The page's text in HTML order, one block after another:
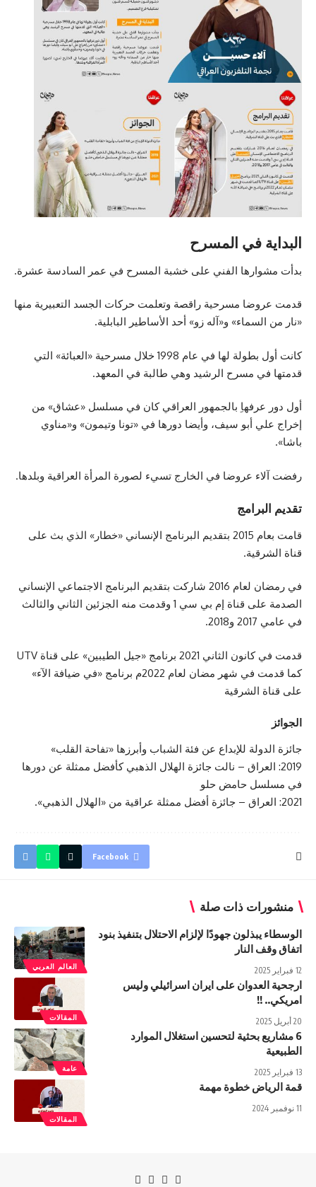
البداية في المسرح
بدأت مشوارها الفني على خشبة المسرح في عمر السادسة عشرة.
قدمت عروضا مسرحية راقصة وتعلمت حركات الجسد التعبيرية منها
«نار من السماء» و«آله زو» أحد الأساطير البابلية.
كانت أول بطولة لها في عام 1998 خلال مسرحية «العبائة» التي
قدمتها في مسرح الرشيد وهي طالبة في المعهد.
أول دور عرفهاِ بالجمهور العراقي كان في مسلسل «عشاق» من
إخراج علي أبو سيف، وأيضا دورها في «تونا وتيمون» و«مناوي
باشا».
رفضت آلاء عروضا في الخارج تسيء لصورة المرأة العراقية وبلدها.
تقديم البرامج
قامت بعام 2015 بتقديم البرنامج الإنساني «خطار» الذي بث على
قناة الشرقية.
في رمضان لعام 2016 شاركت بتقديم البرنامج الاجتماعي الإنساني
الصدمة على قناة إم بي سي 1 وقدمت منه الجزئين الثاني والثالث
في عامي 2017 و2018.
قدمت في كانون الثاني 2021 برنامج «جيل الطيبين» على قناة UTV
كما قدمت في شهر مضان لعام 2022م برنامج «في ضيافة الآء»
على قناة الشرقية
الجوائز
جائزة الدولة للإبداع عن فئة الشباب وأبرزها «تفاحة القلب»
2019: العراق – نالت جائزة الهلال الذهبي كأفضل ممثلة عن دورها
في مسلسل حامض حلو
2021: العراق – جائزة أفضل ممثلة عراقية من «الهلال الذهبي».
Facebook
منشورات ذات صلة
العالم العربي
الوسطاء يبذلون جهودًا لإلزام الاحتلال بتنفيذ بنود
اتفاق وقف النار
12 فبراير 2025
المقالات
ارجحية العدوان على ايران اسرائيلي وليس
امريكي.. !!
20 أبريل 2025
عامة
6 مشاريع بحثية لتحسين استغلال الموارد
الطبيعية
13 فبراير 2025
المقالات
قمة الرياض خطوة مهمة
11 نوفمبر 2024